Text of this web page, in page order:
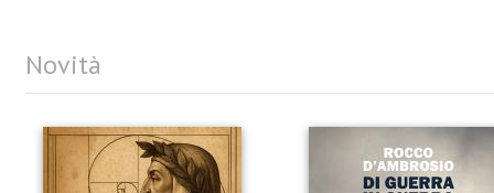
Novità